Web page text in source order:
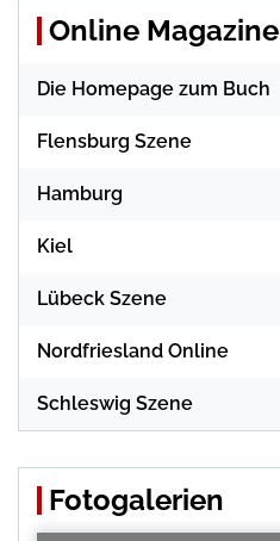
Online Magazine
Die Homepage zum Buch
Flensburg Szene
Hamburg
Kiel
Lübeck Szene
Nordfriesland Online
Schleswig Szene
Fotogalerien